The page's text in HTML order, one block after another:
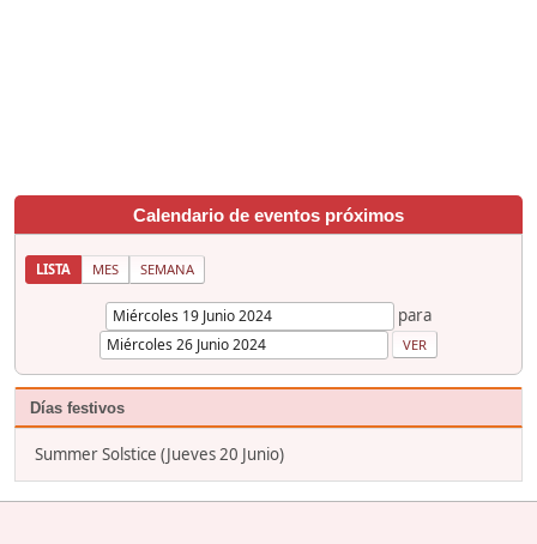
Calendario de eventos próximos
LISTA MES SEMANA
para
Días festivos
Summer Solstice (Jueves 20 Junio)